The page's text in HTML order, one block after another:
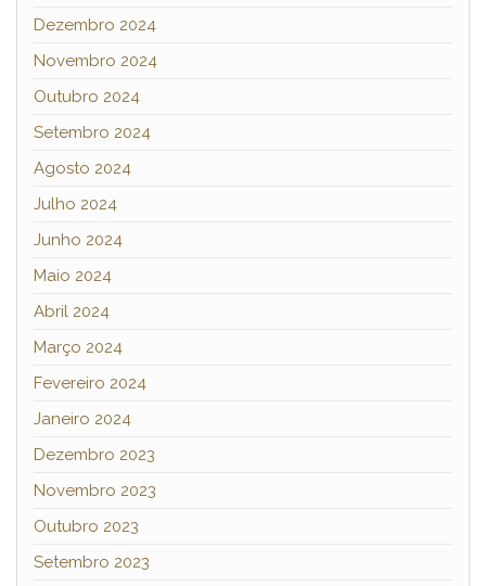
Dezembro 2024
Novembro 2024
Outubro 2024
Setembro 2024
Agosto 2024
Julho 2024
Junho 2024
Maio 2024
Abril 2024
Março 2024
Fevereiro 2024
Janeiro 2024
Dezembro 2023
Novembro 2023
Outubro 2023
Setembro 2023